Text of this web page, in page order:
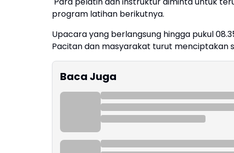
program latihan berikutnya.
Upacara yang berlangsung hingga pukul
Pacitan dan masyarakat turut menciptakan
Baca Juga